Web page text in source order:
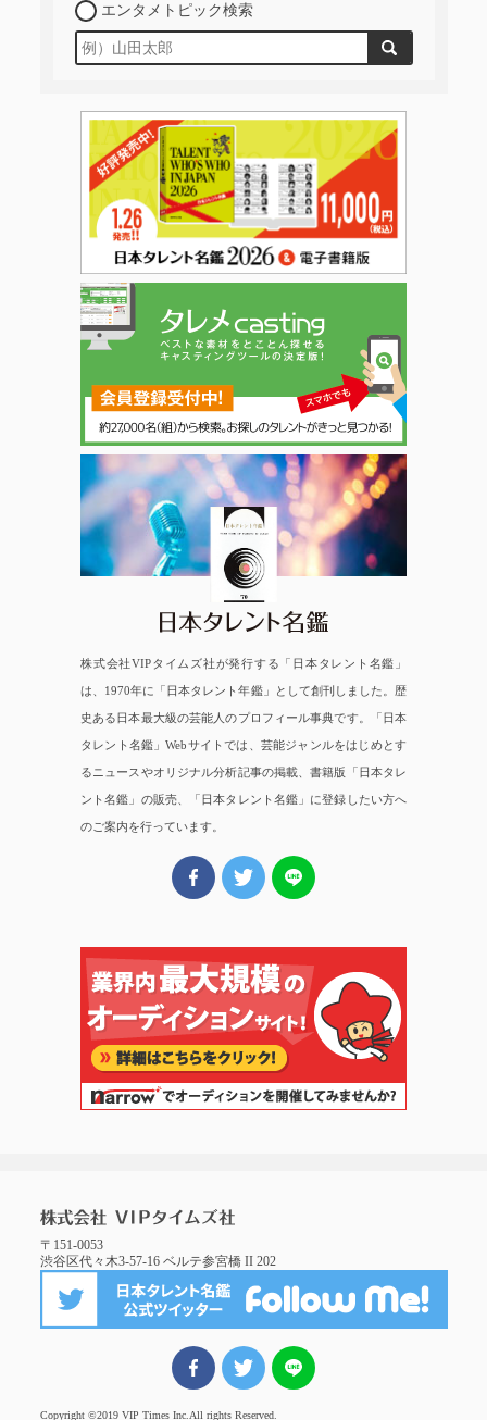
エンタメトピック検索
日本タレント名鑑
株式会社VIPタイムズ社が発行する「日本タレント名鑑」
は、1970年に「日本タレント年鑑」として創刊しました。歴
史ある日本最大級の芸能人のプロフィール事典です。「日本
タレント名鑑」Webサイトでは、芸能ジャンルをはじめとす
るニュースやオリジナル分析記事の掲載、書籍版「日本タレ
ント名鑑」の販売、「日本タレント名鑑」に登録したい方へ
のご案内を行っています。
〒151-0053
渋谷区代々木3-57-16 ベルテ参宮橋 II 202
FBでシェアツイート
Copyright ©2019 VIP Times Inc.All rights Reserved.